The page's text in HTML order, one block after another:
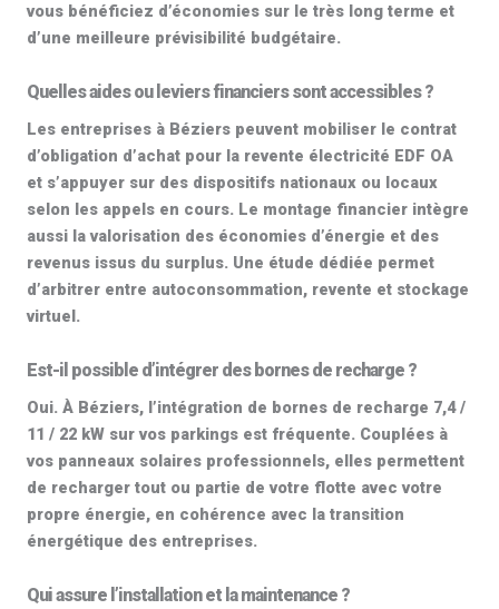
vous bénéficiez d’économies sur le très long terme et
d’une meilleure prévisibilité budgétaire.
Quelles aides ou leviers financiers sont accessibles ?
Les entreprises à Béziers peuvent mobiliser le contrat
d’obligation d’achat pour la revente électricité EDF OA
et s’appuyer sur des dispositifs nationaux ou locaux
selon les appels en cours. Le montage financier intègre
aussi la valorisation des économies d’énergie et des
revenus issus du surplus. Une étude dédiée permet
d’arbitrer entre autoconsommation, revente et stockage
virtuel.
Est-il possible d’intégrer des bornes de recharge ?
Oui. À Béziers, l’intégration de bornes de recharge 7,4 /
11 / 22 kW sur vos parkings est fréquente. Couplées à
vos panneaux solaires professionnels, elles permettent
de recharger tout ou partie de votre flotte avec votre
propre énergie, en cohérence avec la transition
énergétique des entreprises.
Qui assure l’installation et la maintenance ?